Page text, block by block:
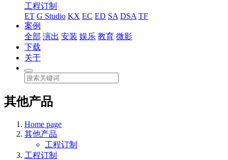
工程订制
ET G Studio KX EC ED SA DSA TF
案例
全部 演出 安装 娱乐 教育 微影
下载
关于
其他产品
Home page
其他产品
工程订制
工程订制